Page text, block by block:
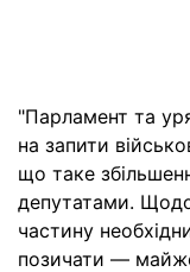
"Парламент та
на запити
що таке
депутатами.
частину
позичати —